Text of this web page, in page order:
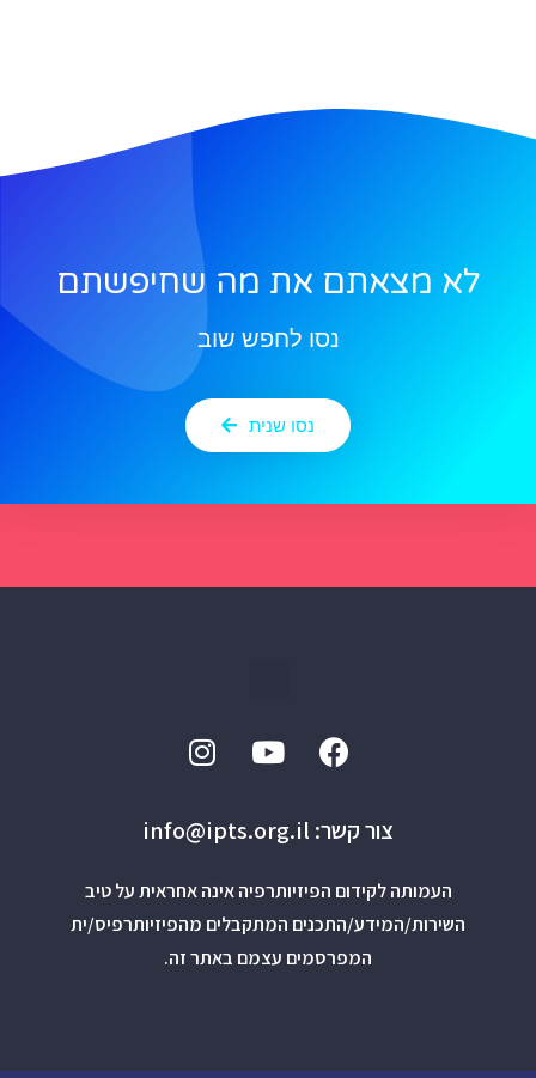
לא מצאתם את מה שחיפשתם
נסו לחפש שוב
נסו שנית
צור קשר: info@ipts.org.il
העמותה לקידום הפיזיותרפיה אינה אחראית על טיב
השירות/המידע/התכנים המתקבלים מהפיזיותרפיס/ית
המפרסמים עצמם באתר זה.